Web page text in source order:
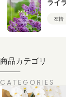
ライ
友情
商品カテゴリ
CATEGORIES